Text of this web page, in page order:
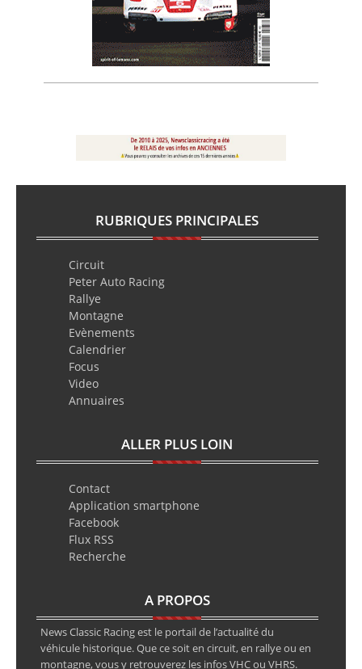
RUBRIQUES PRINCIPALES
Circuit
Peter Auto Racing
Rallye
Montagne
Evènements
Calendrier
Focus
Video
Annuaires
ALLER PLUS LOIN
Contact
Application smartphone
Facebook
Flux RSS
Recherche
A PROPOS
News Classic Racing est le portail de l’actualité du
véhicule historique. Que ce soit en circuit, en rallye ou en
montagne, vous y retrouverez les infos VHC ou VHRS.